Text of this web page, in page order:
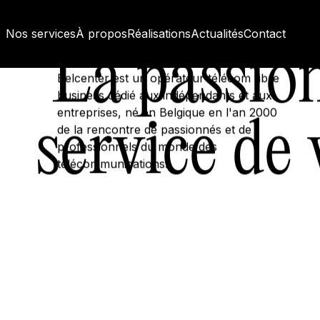
Nos servicesÀ proposRéalisationsActualitésContact
La
service de
Belcenter est un opérateur télécom fibre
business dédié aux indépendants et aux
entreprises, né en Belgique en l'an 2000
de la rencontre de passionnés et de
professionnels du monde des
télécommunications.